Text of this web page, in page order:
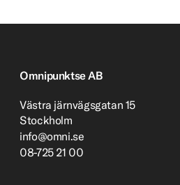
Omnipunktse AB
Västra järnvägsgatan 15
Stockholm
info@omni.se
08-725 21 00